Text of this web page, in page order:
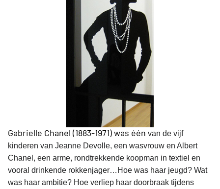
Gabrielle Chanel (1883-1971) was één van de vijf
kinderen van Jeanne Devolle, een wasvrouw en Albert
Chanel, een arme, rondtrekkende koopman in textiel en
vooral drinkende rokkenjager…Hoe was haar jeugd? Wat
was haar ambitie? Hoe verliep haar doorbraak tijdens